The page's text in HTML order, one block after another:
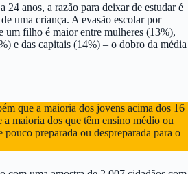
24 anos, a razão para deixar de estudar é
uma criança. A evasão escolar por
um filho é maior entre mulheres (13%),
e das capitais (14%) – o dobro da média
que a maioria dos jovens acima dos 16
a maioria dos que têm ensino médio ou
pouco preparada ou despreparada para o